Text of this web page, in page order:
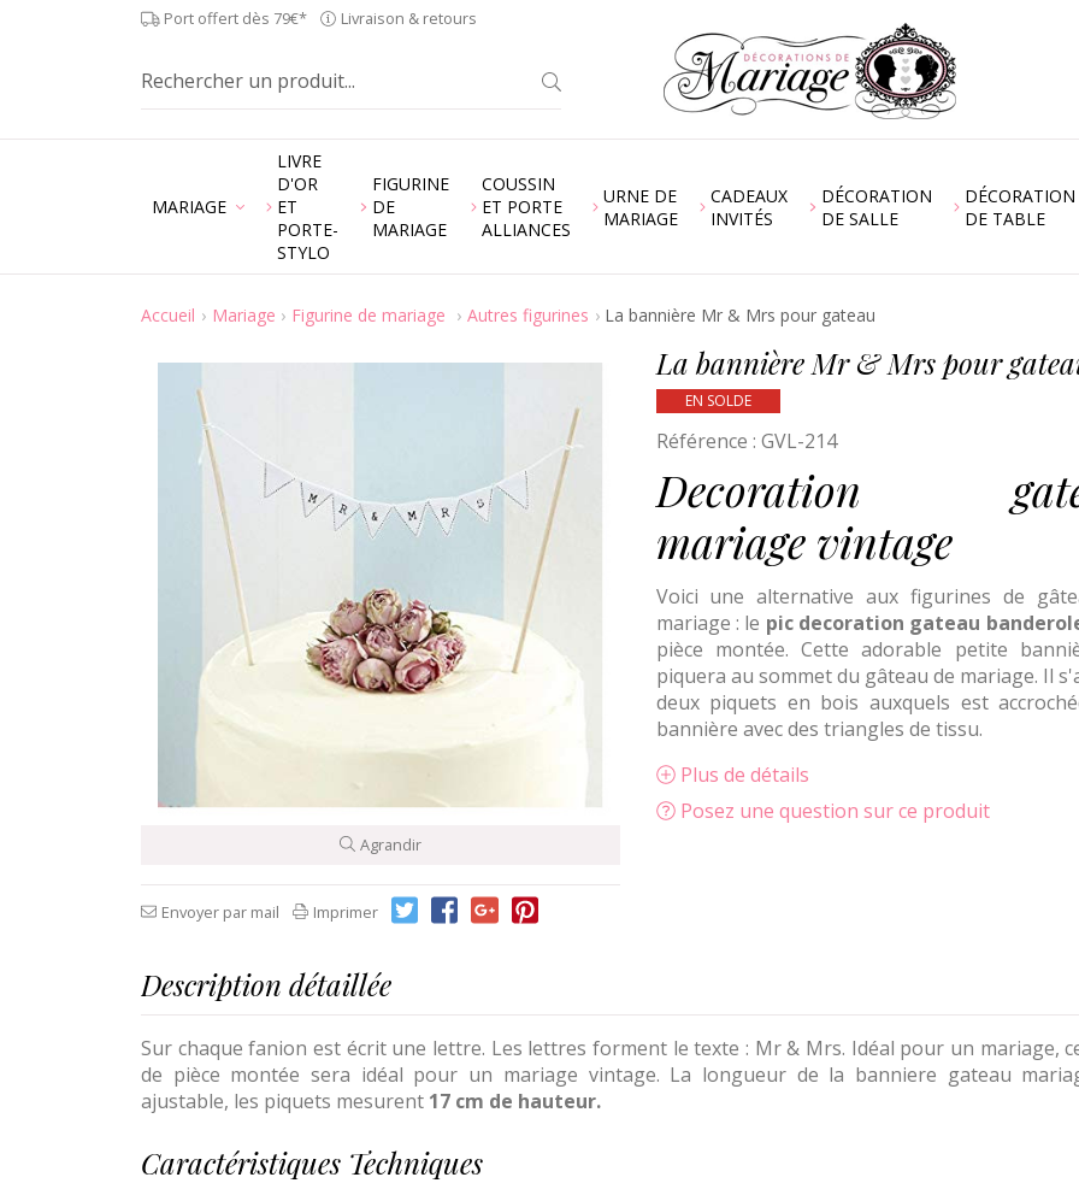
Port offert dès 79€* Livraison & retours
MARIAGE
LIVRE
D'OR
ET
PORTE-
STYLO
FIGURINE
DE
MARIAGE
COUSSIN
ET PORTE
ALLIANCES
URNE DE
MARIAGE
CADEAUX
INVITÉS
DÉCORATION
DE SALLE
DÉCORATION
DE TABLE
Accueil Mariage Figurine de mariage Autres figurines La bannière Mr & Mrs pour gateau
Agrandir
Envoyer par mail Imprimer
La bannière Mr & Mrs pour
EN SOLDE
Référence : GVL-214
Decoration
mariage vintage
Voici une alternative aux figurines de
mariage : le pic decoration gateau
pièce montée. Cette adorable petite
piquera au sommet du gâteau de mariage. Il
deux piquets en bois auxquels est
bannière avec des triangles de tissu.
Plus de détails
Posez une question sur ce produit
Description détaillée
Sur chaque fanion est écrit une lettre. Les lettres forment le texte : Mr & Mrs. Idéal pour un mariage,
de pièce montée sera idéal pour un mariage vintage. La longueur de la banniere gateau
ajustable, les piquets mesurent 17 cm de hauteur.
Caractéristiques Techniques